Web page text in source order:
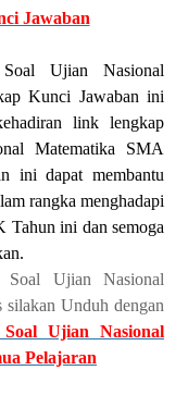
Jawaban
Ujian Nasional
Kunci Jawaban ini
link lengkap
Matematika SMA
ini dapat membantu
rangka menghadapi
Tahun ini dan semoga
Ujian Nasional
Unduh dengan
Ujian Nasional
Pelajaran